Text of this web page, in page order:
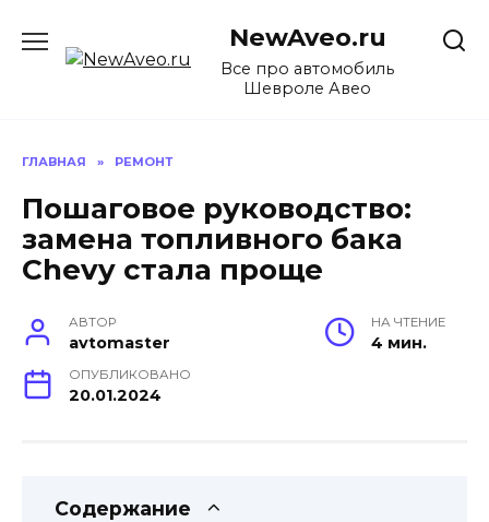
содержанию
NewAveo.ru
Все про автомобиль
Шевроле Авео
ГЛАВНАЯ » РЕМОНТ
Пошаговое руководство:
замена топливного бака
Chevy стала проще
АВТОР
avtomaster
НА ЧТЕНИЕ
4 мин.
ОПУБЛИКОВАНО
20.01.2024
Содержание